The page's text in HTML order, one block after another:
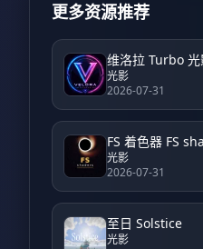
更多资源推荐
维洛拉 Turbo
光影
2026-07-31
FS 着色器 FS
光影
2026-07-31
至日 Solstice
光影